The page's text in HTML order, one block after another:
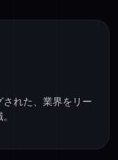
れた、業界をリー